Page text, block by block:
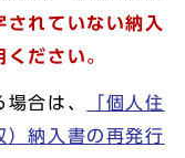
されていない納入
ださい。
合は、
「個人住
）納入書の再発行